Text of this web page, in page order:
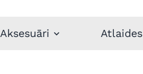
Aksesuāri Atlaides